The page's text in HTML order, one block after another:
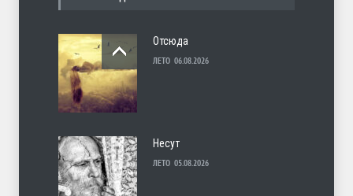
Отсюда
ЛЕТО 06.08.2026
Несут
ЛЕТО 05.08.2026